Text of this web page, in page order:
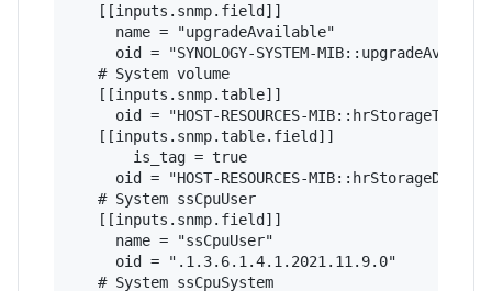
   [[inputs.snmp.field]]
     name = "upgradeAvailable"
oid = "SYNOLOGY-SYSTEM-
   # System volume
   [[inputs.snmp.table]]
     oid = "HOST-RESOURCES-MIB::hrStorageTable"
   [[inputs.snmp.table.field]]
       is_tag = true
     oid = "HOST-RESOURCES-MIB::hrStorageDescr"
   # System ssCpuUser
   [[inputs.snmp.field]]
     name = "ssCpuUser"
     oid = ".1.3.6.1.4.1.2021.11.9.0"
   # System ssCpuSystem